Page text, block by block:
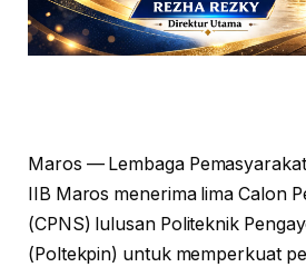
Maros — Lembaga
IIB Maros menerima lima Calon
(CPNS) lulusan Politeknik
(Poltekpin) untuk memperkuat